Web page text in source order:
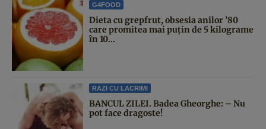
G4FOOD
Dieta cu grepfrut, obsesia anilor ’80
care promitea mai puțin de 5 kilograme
în 10...
RAZI CU LACRIMI
BANCUL ZILEI. Badea Gheorghe: – Nu
pot face dragoste!